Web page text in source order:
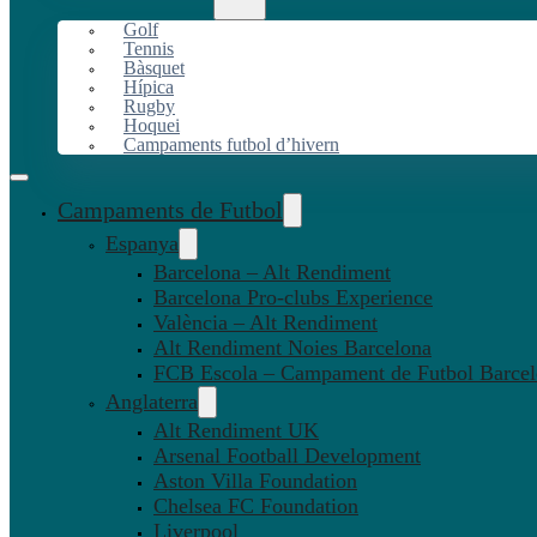
Golf
Tennis
Bàsquet
Hípica
Rugby
Hoquei
Campaments futbol d’hivern
Campaments de Futbol
Espanya
Barcelona – Alt Rendiment
Barcelona Pro-clubs Experience
València – Alt Rendiment
Alt Rendiment Noies Barcelona
FCB Escola – Campament de Futbol
Anglaterra
Alt Rendiment UK
Arsenal Football Development
Aston Villa Foundation
Chelsea FC Foundation
Liverpool